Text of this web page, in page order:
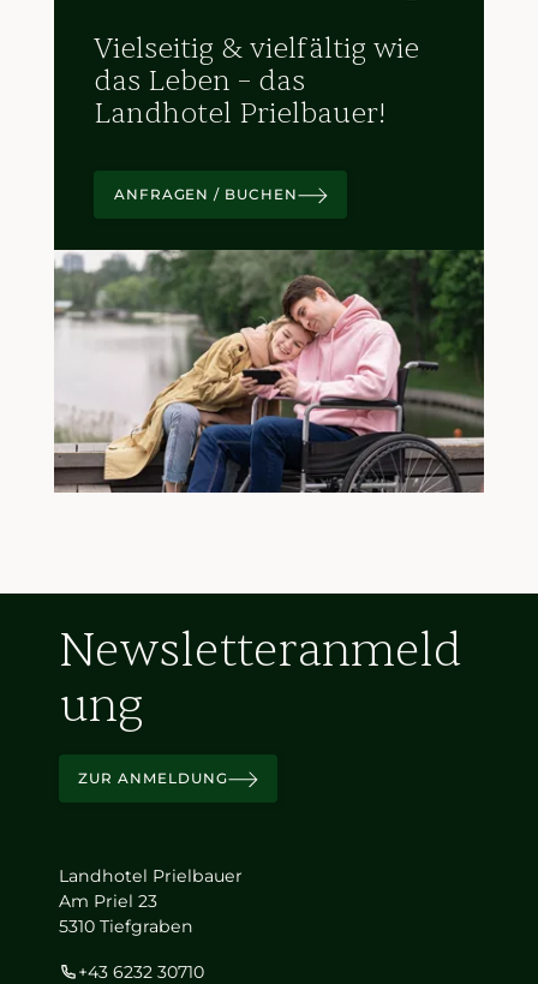
Vielseitig & vielfältig wie
das Leben – das
Landhotel Prielbauer!
ANFRAGEN / BUCHEN
Newsletteranmeld
ung
ZUR ANMELDUNG
Landhotel Prielbauer
Am Priel 23
5310 Tiefgraben
+43 6232 30710